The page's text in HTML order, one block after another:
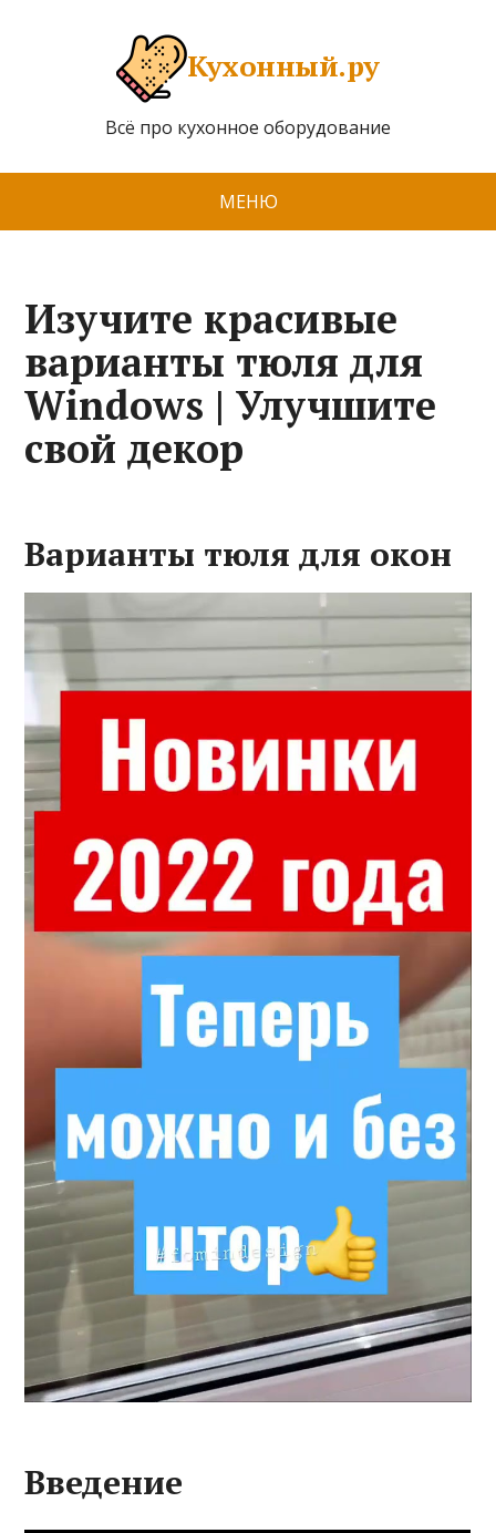
Кухонный.ру
Всё про кухонное оборудование
МЕНЮ
Изучите красивые
варианты тюля для
Windows | Улучшите
свой декор
Варианты тюля для окон
Введение